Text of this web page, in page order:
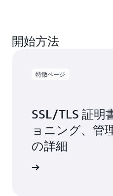
を含め、SSL/TLS 証明書
開始方法
特徴ページ
SSL/TLS 証明
ョニング、管
の詳細